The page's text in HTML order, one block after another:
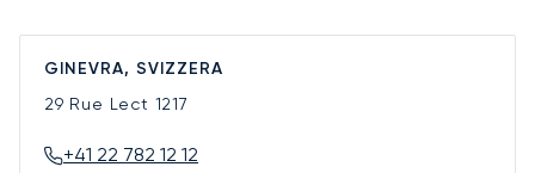
GINEVRA, SVIZZERA
29 Rue Lect 1217
+41 22 782 12 12